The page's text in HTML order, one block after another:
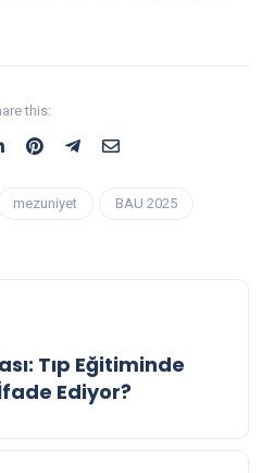
this:
mezuniyet BAU 2025
Tıp Eğitiminde
Ediyor?